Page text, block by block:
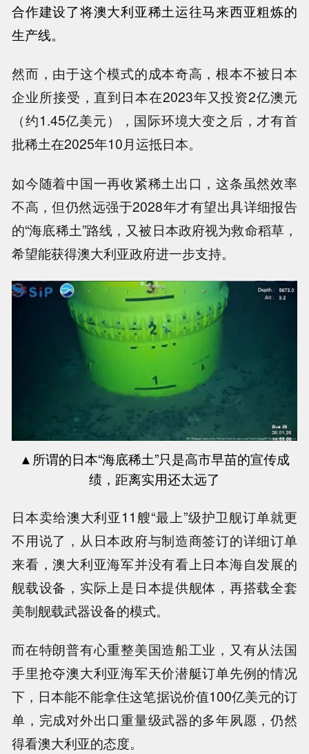
合作建设了将澳大利亚稀土运往马来西亚粗炼的
生产线。
然而，由于这个模式的成本奇高，根本不被日本
企业所接受，直到日本在2023年又投资2亿澳元
（约1.45亿美元），国际环境大变之后，才有首
批稀土在2025年10月运抵日本。
如今随着中国一再收紧稀土出口，这条虽然效率
不高，但仍然远强于2028年才有望出具详细报告
的“海底稀土”路线，又被日本政府视为救命稻草，
希望能获得澳大利亚政府进一步支持。
▲所谓的日本“海底稀土”只是高市早苗的宣传成
绩，距离实用还太远了
日本卖给澳大利亚11艘“最上”级护卫舰订单就更
不用说了，从日本政府与制造商签订的详细订单
来看，澳大利亚海军并没有看上日本海自发展的
舰载设备，实际上是日本提供舰体，再搭载全套
美制舰载武器设备的模式。
而在特朗普有心重整美国造船工业，又有从法国
手里抢夺澳大利亚海军天价潜艇订单先例的情况
下，日本能不能拿住这笔据说价值100亿美元的订
单，完成对外出口重量级武器的多年夙愿，仍然
得看澳大利亚的态度。